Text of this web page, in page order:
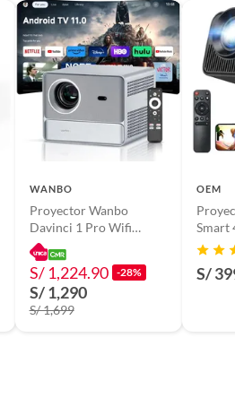
WANBO
Proyector Wanbo
Davinci 1 Pro Wifi
Aufofocus Google
Certificado
S/ 1,224.90 -28%
S/ 1,290
S/ 1,699
OEM
Smart
Wifi
S/